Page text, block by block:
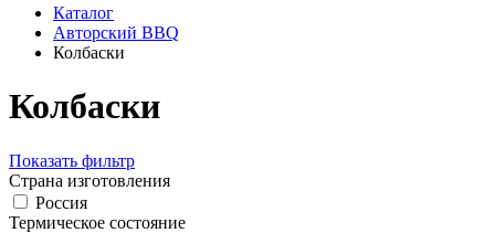
Каталог
Авторский BBQ
Колбаски
Колбаски
Показать фильтр
Страна изготовления
Россия
Термическое состояние